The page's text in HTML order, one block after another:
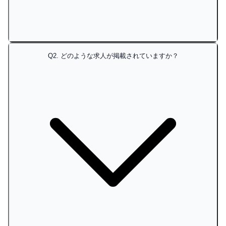
Q2. どのような求人が掲載されていますか？